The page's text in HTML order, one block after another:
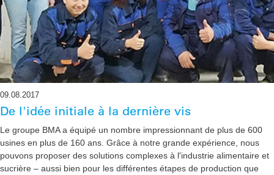
09.08.2017
De l'idée initiale à la dernière vis
Le groupe BMA a équipé un nombre impressionnant de plus de 600
usines en plus de 160 ans. Grâce à notre grande expérience, nous
pouvons proposer des solutions complexes à l'industrie alimentaire et
sucrière – aussi bien pour les différentes étapes de production que